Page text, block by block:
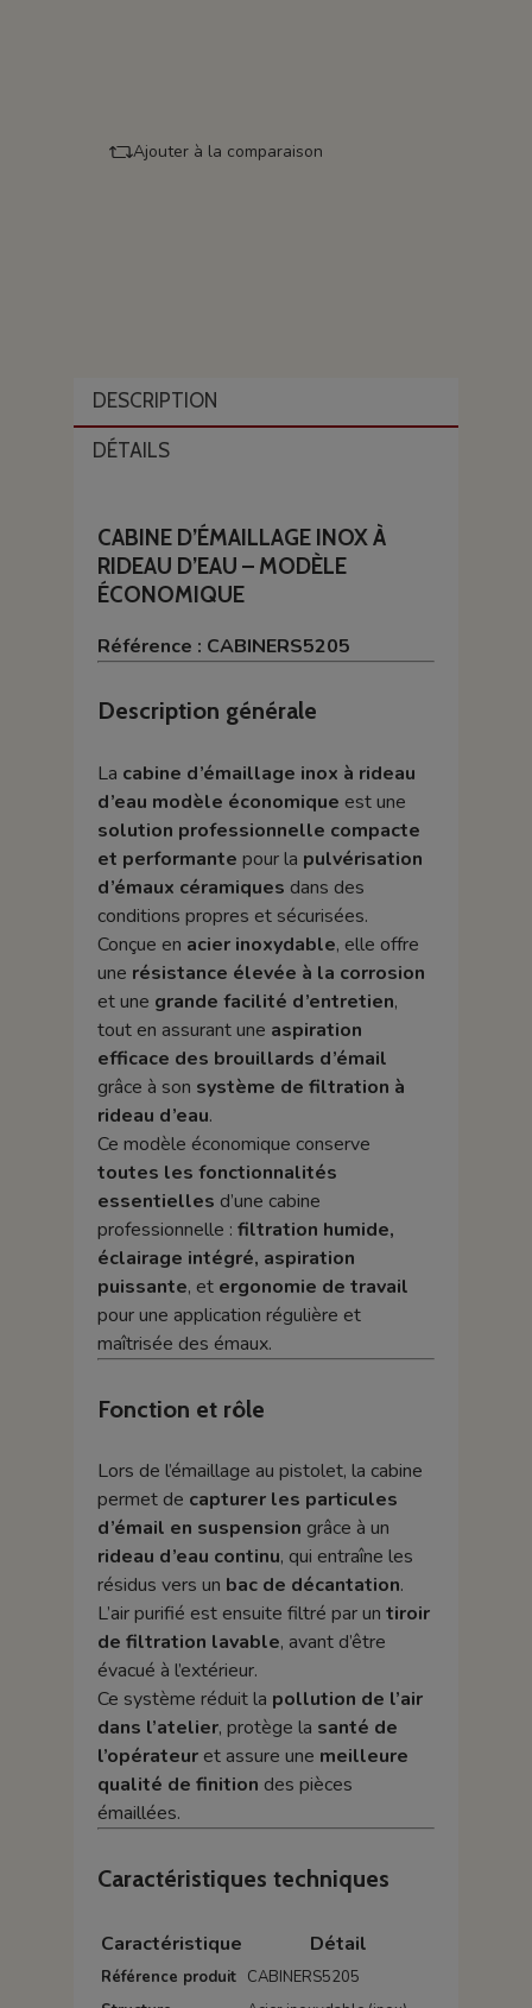
Ajouter à la comparaison
DESCRIPTION
DÉTAILS
CABINE D’ÉMAILLAGE INOX À
RIDEAU D’EAU – MODÈLE
ÉCONOMIQUE
Référence : CABINERS5205
Description générale
La cabine d’émaillage inox à rideau
d’eau modèle économique est une
solution professionnelle compacte
et performante pour la pulvérisation
d’émaux céramiques dans des
conditions propres et sécurisées.
Conçue en acier inoxydable, elle offre
une résistance élevée à la corrosion
et une grande facilité d’entretien,
tout en assurant une aspiration
efficace des brouillards d’émail
grâce à son système de filtration à
rideau d’eau.
Ce modèle économique conserve
toutes les fonctionnalités
essentielles d’une cabine
professionnelle : filtration humide,
éclairage intégré, aspiration
puissante, et ergonomie de travail
pour une application régulière et
maîtrisée des émaux.
Fonction et rôle
Lors de l’émaillage au pistolet, la cabine
permet de capturer les particules
d’émail en suspension grâce à un
rideau d’eau continu, qui entraîne les
résidus vers un bac de décantation.
L’air purifié est ensuite filtré par un tiroir
de filtration lavable, avant d’être
évacué à l’extérieur.
Ce système réduit la pollution de l’air
dans l’atelier, protège la santé de
l’opérateuret assure une meilleure
qualité de finition des pièces
émaillées.
Caractéristiques techniques
Caractéristique Détail
Référence produit CABINERS5205